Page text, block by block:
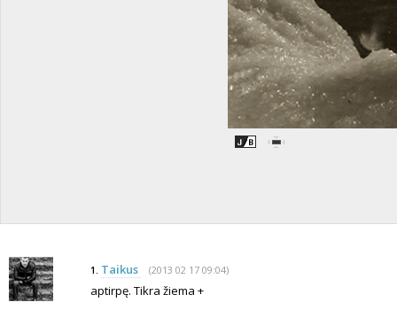
1. Taikus (2013 02 17 09:04)
aptirpę. Tikra žiema +